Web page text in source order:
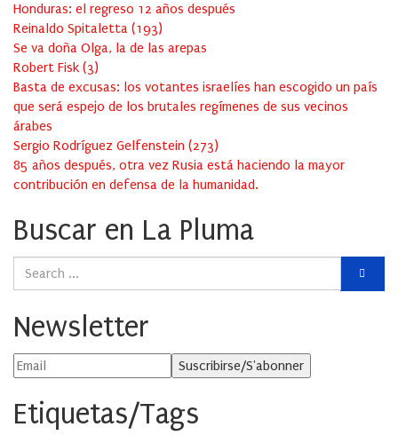
Honduras: el regreso 12 años después
Reinaldo Spitaletta (193)
Se va doña Olga, la de las arepas
Robert Fisk (3)
Basta de excusas: los votantes israelíes han escogido un país
que será espejo de los brutales regímenes de sus vecinos
árabes
Sergio Rodríguez Gelfenstein (273)
85 años después, otra vez Rusia está haciendo la mayor
contribución en defensa de la humanidad.
Buscar en La Pluma
Newsletter
Etiquetas/Tags